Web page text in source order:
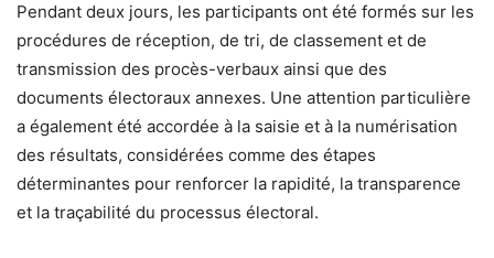
Pendant deux jours, les participants ont été formés sur les
procédures de réception, de tri, de classement et de
transmission des procès-verbaux ainsi que des
documents électoraux annexes. Une attention particulière
a également été accordée à la saisie et à la numérisation
des résultats, considérées comme des étapes
déterminantes pour renforcer la rapidité, la transparence
et la traçabilité du processus électoral.